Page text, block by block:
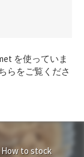
を使っていま
らをご覧くださ
to stock